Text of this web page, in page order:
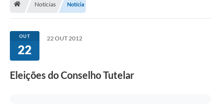
Transparência
Secretarias
Notícias Notícia
OUT
22
22 OUT 2012
Eleições do Conselho Tutelar